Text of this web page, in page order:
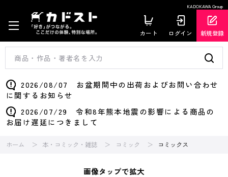
KADOKAWA Group
カート ログイン 新規登録
2026/08/07 お盆期間中の出荷およびお問い合わせ
に関するお知らせ
2026/07/29 令和8年熊本地震の影響による商品の
お届け遅延につきまして
ホーム 本・コミック・雑誌 コミック コミックス
画像タップで拡大